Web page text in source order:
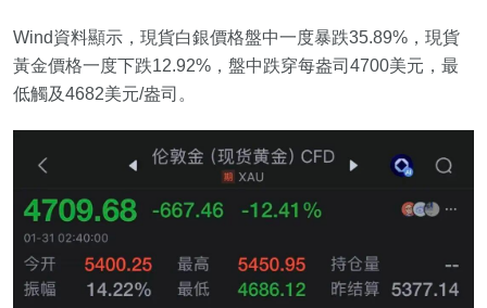
Wind資料顯示，現貨白銀價格盤中一度暴跌35.89%，現貨
黃金價格一度下跌12.92%，盤中跌穿每盎司4700美元，最
低觸及4682美元/盎司。